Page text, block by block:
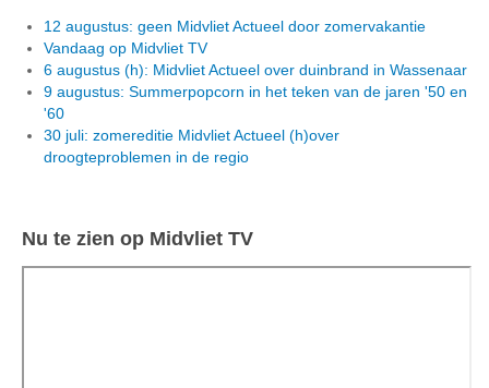
12 augustus: geen Midvliet Actueel door zomervakantie
Vandaag op Midvliet TV
6 augustus (h): Midvliet Actueel over duinbrand in Wassenaar
9 augustus: Summerpopcorn in het teken van de jaren '50 en
'60
30 juli: zomereditie Midvliet Actueel (h)over
droogteproblemen in de regio
Nu te zien op Midvliet TV